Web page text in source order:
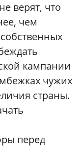
верят, что
чем
кампании
чужих
страны.
перед